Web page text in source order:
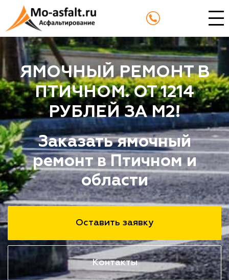
ЯМОЧНЫЙ РЕМОНТ В
ПТИЧНОМ. ОТ 1214
РУБЛЕЙ ЗА М2!
Заказать ямочный
ремонт в Птичном и
области
Оставить заявку
Контакты